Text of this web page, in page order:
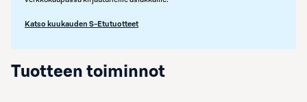
Katso kuukauden S-Etutuotteet
Tuotteen toiminnot